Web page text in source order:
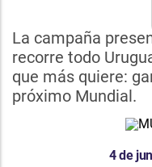
La campaña
recorre todo
que más quiere:
próximo Mundial.
4 de